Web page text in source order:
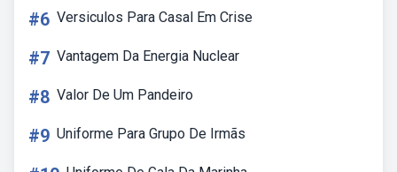
#6 Versiculos Para Casal Em Crise
#7 Vantagem Da Energia Nuclear
#8 Valor De Um Pandeiro
#9 Uniforme Para Grupo De Irmãs